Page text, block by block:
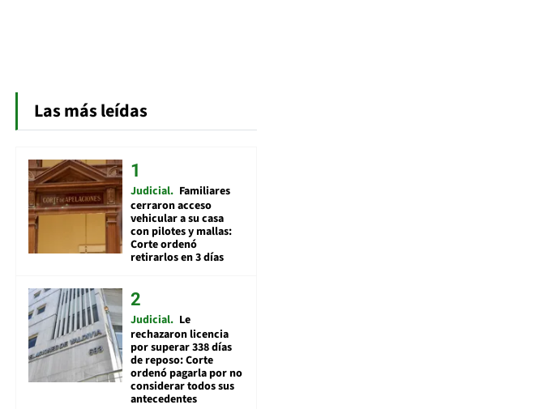
Las más leídas
Judicial Familiares
cerraron acceso
vehicular a su casa
con pilotes y mallas:
Corte ordenó
retirarlos en 3 días
Judicial Le
rechazaron licencia
por superar 338 días
de reposo: Corte
ordenó pagarla por no
considerar todos sus
antecedentes